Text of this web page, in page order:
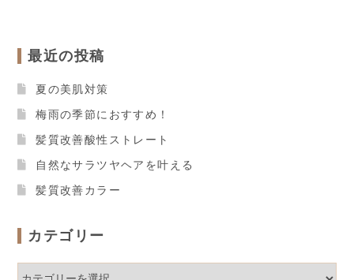
最近の投稿
夏の美肌対策
梅雨の季節におすすめ！
髪質改善酸性ストレート
自然なサラツヤヘアを叶える
髪質改善カラー
カテゴリー